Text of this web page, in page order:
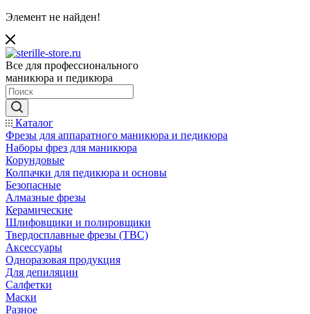
Элемент не найден!
Все для профессионального
маникюра и педикюра
Каталог
Фрезы для аппаратного маникюра и педикюра
Наборы фрез для маникюра
Корундовые
Колпачки для педикюра и основы
Безопасные
Алмазные фрезы
Керамические
Шлифовщики и полировщики
Твердосплавные фрезы (ТВС)
Аксессуары
Одноразовая продукция
Для депиляции
Салфетки
Маски
Разное